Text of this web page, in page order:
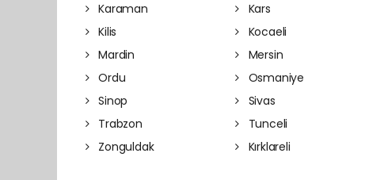
Karaman
Kars
Kilis
Kocaeli
Mardin
Mersin
Ordu
Osmaniye
Sinop
Sivas
Trabzon
Tunceli
Zonguldak
Kırklareli